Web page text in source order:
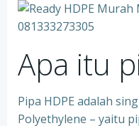
Apa itu
Pipa HDPE adalah
Polyethylene – yaitu